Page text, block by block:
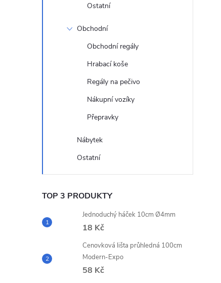
Ostatní
Obchodní
Obchodní regály
Hrabací koše
Regály na pečivo
Nákupní vozíky
Přepravky
Nábytek
Ostatní
TOP 3 PRODUKTY
Jednoduchý háček 10cm Ø4mm
18 Kč
Cenovková lišta průhledná 100cm
Modern-Expo
58 Kč